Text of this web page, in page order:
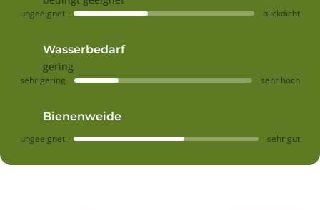
ungeeignet blickdicht
Wasserbedarf
gering
sehr gering sehr hoch
Bienenweide
ungeeignet sehr gut